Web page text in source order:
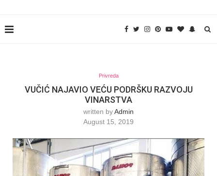
Privreda
VUČIĆ NAJAVIO VEĆU PODRŠKU RAZVOJU
VINARSTVA
written byAdmin
August 15, 2019